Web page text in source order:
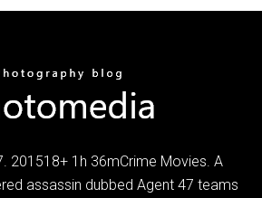
201518+ 1h 36mCrime Movies. A
assassin dubbed Agent 47 teams